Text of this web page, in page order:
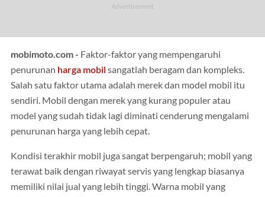
mobimoto.com - Faktor-faktor yang mempengaruhi
penurunan harga mobilsangatlah beragam dan kompleks.
Salah satu faktor utama adalah merek dan model mobil itu
sendiri. Mobil dengan merek yang kurang populer atau
model yang sudah tidak lagi diminati cenderung mengalami
penurunan harga yang lebih cepat.
Kondisi terakhir mobil juga sangat berpengaruh; mobil yang
terawat baik dengan riwayat servis yang lengkap biasanya
memiliki nilai jual yang lebih tinggi. Warna mobil yang